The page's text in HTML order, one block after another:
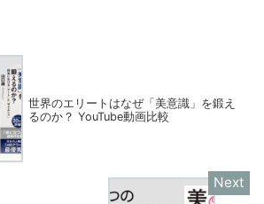
世界のエリートはなぜ「美意識」を鍛え
るのか？ YouTube動画比較